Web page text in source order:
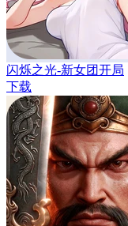
闪烁之光-新女团开局
下载